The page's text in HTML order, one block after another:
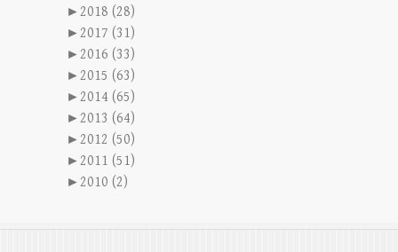
►2018 (28)
►2017 (31)
►2016 (33)
►2015 (63)
►2014 (65)
►2013 (64)
►2012 (50)
►2011 (51)
►2010 (2)